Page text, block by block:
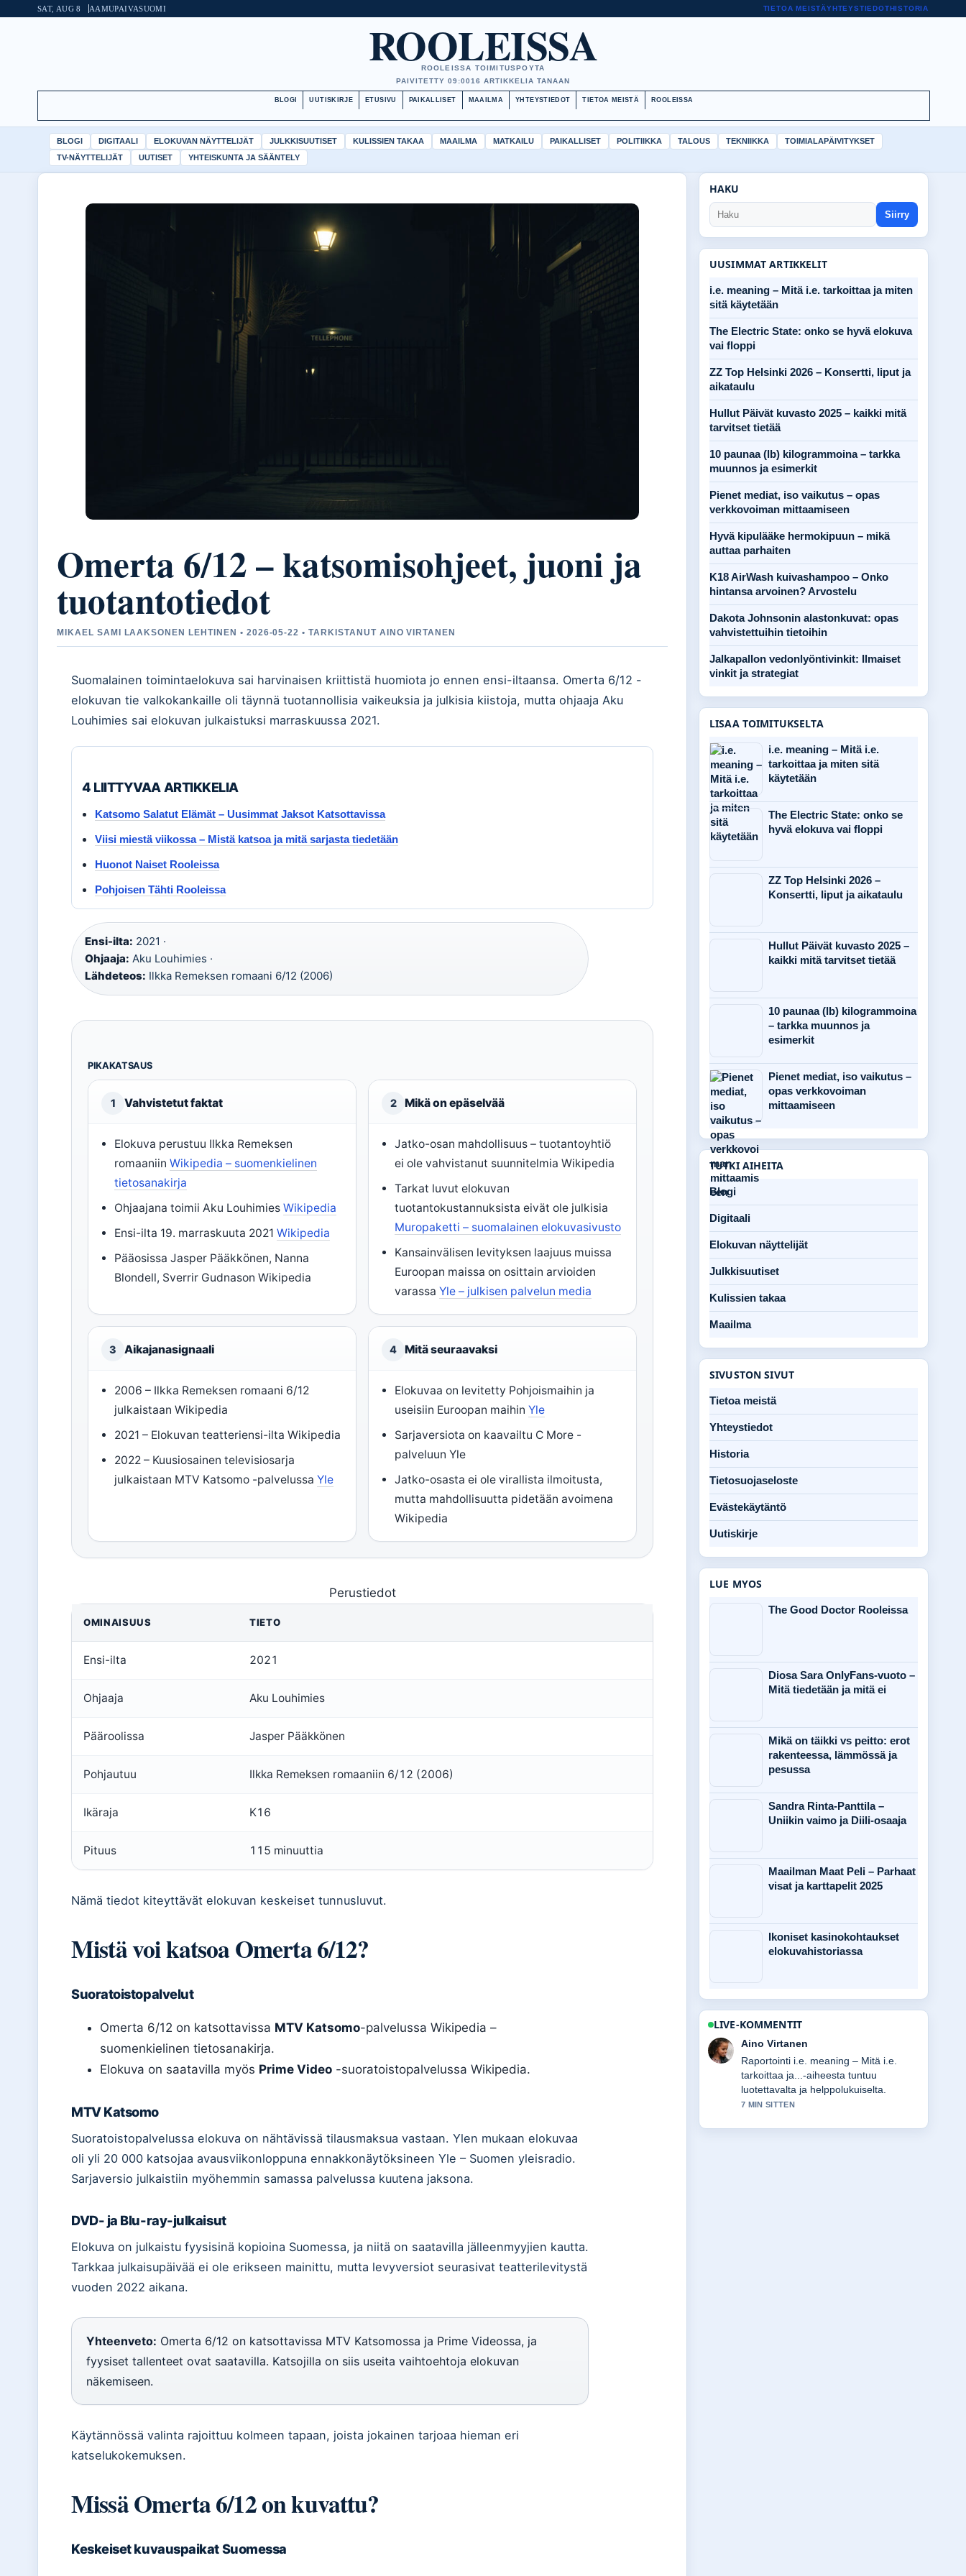
SAT, AUG 8 AAMUPAIVASUOMI TIETOA MEISTÄYHTEYSTIEDOTHISTORIA
ROOLEISSA
ROOLEISSA TOIMITUSPOYTA
PAIVITETTY 09:0016 ARTIKKELIA TANAAN
BLOGI UUTISKIRJE ETUSIVU PAIKALLISET MAAILMA YHTEYSTIEDOT TIETOA MEISTÄ ROOLEISSA
BLOGI DIGITAALI ELOKUVAN NÄYTTELIJÄT JULKKISUUTISET KULISSIEN TAKAA MAAILMA MATKAILU PAIKALLISET POLITIIKKA TALOUS TEKNIIKKA
TOIMIALAPÄIVITYKSET
TV-NÄYTTELIJÄT
UUTISET YHTEISKUNTA JA SÄÄNTELY
Omerta 6/12 – katsomisohjeet, juoni ja
tuotantotiedot
MIKAEL SAMI LAAKSONEN LEHTINEN • 2026-05-22 • TARKISTANUT AINO VIRTANEN
Suomalainen toimintaelokuva sai harvinaisen kriittistä huomiota jo ennen ensi-iltaansa. Omerta 6/12 -
elokuvan tie valkokankaille oli täynnä tuotannollisia vaikeuksia ja julkisia kiistoja, mutta ohjaaja Aku
Louhimies sai elokuvan julkaistuksi marraskuussa 2021.
4 LIITTYVAA ARTIKKELIA
Katsomo Salatut Elämät – Uusimmat Jaksot Katsottavissa
Viisi miestä viikossa – Mistä katsoa ja mitä sarjasta tiedetään
Huonot Naiset Rooleissa
Pohjoisen Tähti Rooleissa
Ensi-ilta: 2021 ·
Ohjaaja: Aku Louhimies ·
Lähdeteos: Ilkka Remeksen romaani 6/12 (2006)
PIKAKATSAUS
1 Vahvistetut faktat
Elokuva perustuu Ilkka Remeksen
romaaniinWikipedia – suomenkielinen
tietosanakirja
Ohjaajana toimii Aku LouhimiesWikipedia
Ensi-ilta 19. marraskuuta 2021Wikipedia
Pääosissa Jasper Pääkkönen, Nanna
Blondell, Sverrir Gudnason Wikipedia
2 Mikä on epäselvää
Jatko-osan mahdollisuus – tuotantoyhtiö
ei ole vahvistanut suunnitelmia Wikipedia
Tarkat luvut elokuvan
tuotantokustannuksista eivät ole julkisia
Muropaketti – suomalainen elokuvasivusto
Kansainvälisen levityksen laajuus muissa
Euroopan maissa on osittain arvioiden
varassaYle – julkisen palvelun media
3 Aikajanasignaali
2006 – Ilkka Remeksen romaani 6/12
julkaistaan Wikipedia
2021 – Elokuvan teatteriensi-ilta Wikipedia
2022 – Kuusiosainen televisiosarja
julkaistaan MTV Katsomo -palvelussaYle
4 Mitä seuraavaksi
Elokuvaa on levitetty Pohjoismaihin ja
useisiin Euroopan maihinYle
Sarjaversiota on kaavailtu C More -
palveluun Yle
Jatko-osasta ei ole virallista ilmoitusta,
mutta mahdollisuutta pidetään avoimena
Wikipedia
Perustiedot
OMINAISUUS TIETO
Ensi-ilta 2021
Ohjaaja Aku Louhimies
Pääroolissa Jasper Pääkkönen
Pohjautuu Ilkka Remeksen romaaniin 6/12 (2006)
Ikäraja K16
Pituus 115 minuuttia
Nämä tiedot kiteyttävät elokuvan keskeiset tunnusluvut.
Mistä voi katsoa Omerta 6/12?
Suoratoistopalvelut
Omerta 6/12 on katsottavissa MTV Katsomo-palvelussa Wikipedia –
suomenkielinen tietosanakirja.
Elokuva on saatavilla myös Prime Video -suoratoistopalvelussa Wikipedia.
MTV Katsomo
Suoratoistopalvelussa elokuva on nähtävissä tilausmaksua vastaan. Ylen mukaan elokuvaa
oli yli 20 000 katsojaa avausviikonloppuna ennakkonäytöksineen Yle – Suomen yleisradio.
Sarjaversio julkaistiin myöhemmin samassa palvelussa kuutena jaksona.
DVD- ja Blu-ray-julkaisut
Elokuva on julkaistu fyysisinä kopioina Suomessa, ja niitä on saatavilla jälleenmyyjien kautta.
Tarkkaa julkaisupäivää ei ole erikseen mainittu, mutta levyversiot seurasivat teatterilevitystä
vuoden 2022 aikana.
Yhteenveto: Omerta 6/12 on katsottavissa MTV Katsomossa ja Prime Videossa, ja
fyysiset tallenteet ovat saatavilla. Katsojilla on siis useita vaihtoehtoja elokuvan
näkemiseen.
Käytännössä valinta rajoittuu kolmeen tapaan, joista jokainen tarjoaa hieman eri
katselukokemuksen.
Missä Omerta 6/12 on kuvattu?
Keskeiset kuvauspaikat Suomessa
HAKU
Siirry
UUSIMMAT ARTIKKELIT
i.e. meaning – Mitä i.e. tarkoittaa ja miten
sitä käytetään
The Electric State: onko se hyvä elokuva
vai floppi
ZZ Top Helsinki 2026 – Konsertti, liput ja
aikataulu
Hullut Päivät kuvasto 2025 – kaikki mitä
tarvitset tietää
10 paunaa (lb) kilogrammoina – tarkka
muunnos ja esimerkit
Pienet mediat, iso vaikutus – opas
verkkovoiman mittaamiseen
Hyvä kipulääke hermokipuun – mikä
auttaa parhaiten
K18 AirWash kuivashampoo – Onko
hintansa arvoinen? Arvostelu
Dakota Johnsonin alastonkuvat: opas
vahvistettuihin tietoihin
Jalkapallon vedonlyöntivinkit: Ilmaiset
vinkit ja strategiat
LISAA TOIMITUKSELTA
i.e. meaning – Mitä i.e.
tarkoittaa ja miten sitä
käytetään
The Electric State: onko se
hyvä elokuva vai floppi
ZZ Top Helsinki 2026 –
Konsertti, liput ja aikataulu
Hullut Päivät kuvasto 2025 –
kaikki mitä tarvitset tietää
10 paunaa (lb) kilogrammoina
– tarkka muunnos ja
esimerkit
Pienet mediat, iso vaikutus –
opas verkkovoiman
mittaamiseen
TUTKI AIHEITA
Blogi
Digitaali
Elokuvan näyttelijät
Julkkisuutiset
Kulissien takaa
Maailma
SIVUSTON SIVUT
Tietoa meistä
Yhteystiedot
Historia
Tietosuojaseloste
Evästekäytäntö
Uutiskirje
LUE MYOS
The Good Doctor Rooleissa
Diosa Sara OnlyFans-vuoto –
Mitä tiedetään ja mitä ei
Mikä on täikki vs peitto: erot
rakenteessa, lämmössä ja
pesussa
Sandra Rinta-Panttila –
Uniikin vaimo ja Diili-osaaja
Maailman Maat Peli – Parhaat
visat ja karttapelit 2025
Ikoniset kasinokohtaukset
elokuvahistoriassa
LIVE-KOMMENTIT
Elias Korhonen
Vahvaa tarkistustyota liittyen The
Electric State: onko se hyvä elokuva....
Useampien medioiden tulisi kirjoittaa
nain.